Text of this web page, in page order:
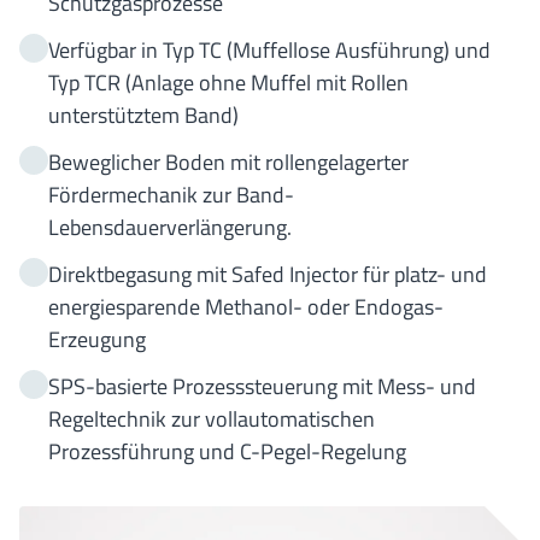
Verfügbar in Typ TC (Muffellose Ausführung) und
Typ TCR (Anlage ohne Muffel mit Rollen
unterstütztem Band)
Beweglicher Boden mit rollengelagerter
Fördermechanik zur Band-
Lebensdauerverlängerung.
Direktbegasung mit Safed Injector für platz- und
energiesparende Methanol- oder Endogas-
Erzeugung
SPS-basierte Prozesssteuerung mit Mess- und
Regeltechnik zur vollautomatischen
Prozessführung und C-Pegel-Regelung